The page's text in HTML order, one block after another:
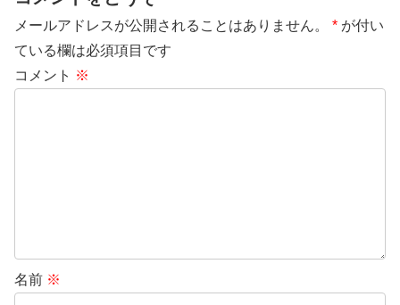
メールアドレスが公開されることはありません。 * が付い
ている欄は必須項目です
コメント ※
名前 ※